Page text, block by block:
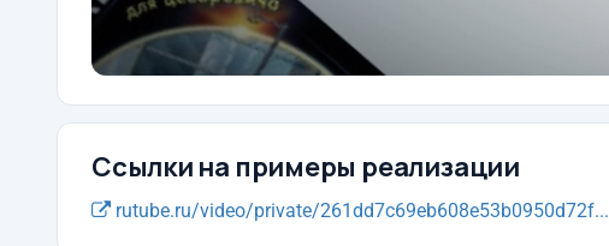
Ссылки на примеры реализации
rutube.ru/video/private/261dd7c69eb608e53b0950d72f...